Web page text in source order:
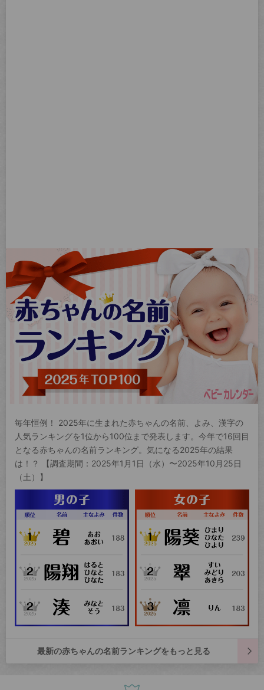
毎年恒例！ 2025年に生まれた赤ちゃんの名前、よみ、漢字の
人気ランキングを1位から100位まで発表します。今年で16回目
となる赤ちゃんの名前ランキング。気になる2025年の結果
は！？ 【調査期間：2025年1月1日（水）〜2025年10月25日
（土）】
最新の赤ちゃんの名前ランキングをもっと見る